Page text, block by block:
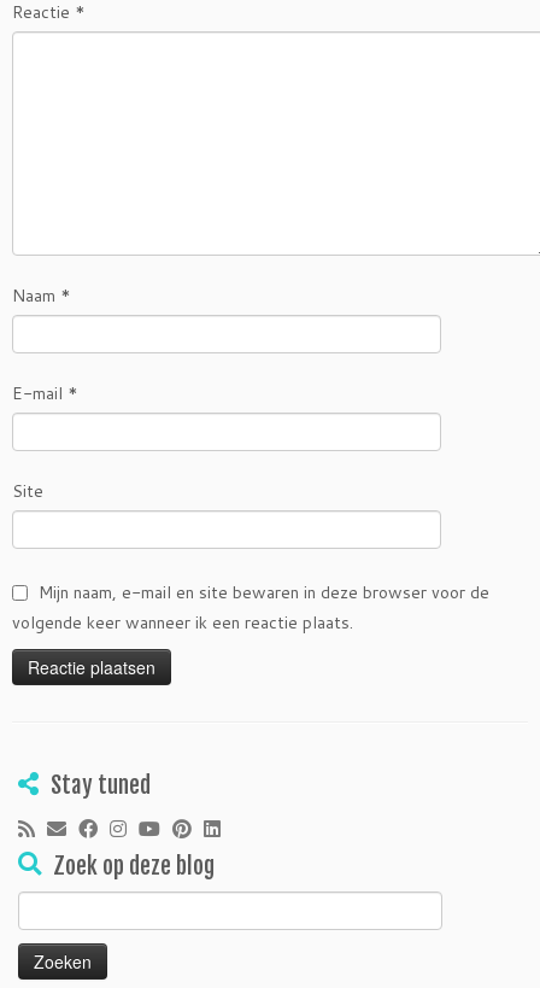
Reactie *
Naam *
E-mail *
Site
Mijn naam, e-mail en site bewaren in deze browser voor de
volgende keer wanneer ik een reactie plaats.
Stay tuned
Zoek op deze blog
naar: